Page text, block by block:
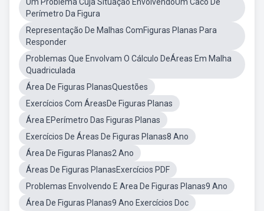
Perímetro Da Figura
Representação De Malhas ComFiguras Planas Para
Responder
Problemas Que Envolvam O Cálculo DeÁreas Em Malha
Quadriculada
Área De Figuras PlanasQuestões
Exercícios Com ÁreasDe Figuras Planas
Área EPerímetro Das Figuras Planas
Exercícios De Áreas De Figuras Planas8 Ano
Área De Figuras Planas2 Ano
Áreas De Figuras PlanasExercícios PDF
Problemas Envolvendo E Area De Figuras Planas9 Ano
Área De Figuras Planas9 Ano Exercícios Doc